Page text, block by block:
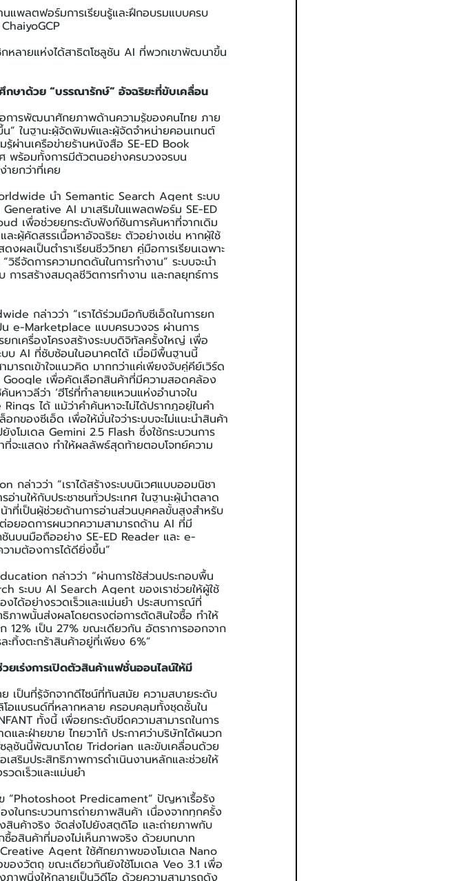
แพลตฟอร์มการเรียนรู้และฝึกอบรมแบบครบ
หลายแห่งได้สาธิตโซลูชัน AI ที่พวกเขาพัฒนาขึ้น
กษาด้วย “บรรณารักษ์” อัจฉริยะที่ขับเคลื่อน
ารพัฒนาศักยภาพด้านความรู้ของคนไทย ภาย
น” ในฐานะผู้จัดพิมพ์และผู้จัดจำหน่ายคอนเทนต์
รู้ผ่านเครือข่ายร้านหนังสือ SE-ED Book
พร้อมทั้งการมีตัวตนอย่างครบวงจรบน
ายกว่าที่เคย
นำ Semantic Search Agent ระบบ
Generative AI มาเสริมในแพลตฟอร์ม SE-ED
เพื่อช่วยยกระดับฟังก์ชันการค้นหาที่จากเดิม
ะผู้คัดสรรเนื้อหาอัจฉริยะ ตัวอย่างเช่น หากผู้ใช้
งผลเป็นตำราเรียนชีววิทยา คู่มือการเรียนเฉพาะ
ธีจัดการความกดดันในการทำงาน” ระบบจะนำ
การสร้างสมดุลชีวิตการทำงาน และกลยุทธ์การ
กล่าวว่า “เราได้ร่วมมือกับซีเอ็ดในการยก
น e-Marketplace แบบครบวงจร ผ่านการ
เครื่องโครงสร้างระบบดิจิทัลครั้งใหญ่ เพื่อ
บ AI ที่ซับซ้อนในอนาคตได้ เมื่อมีพื้นฐานนี้
รถเข้าใจแนวคิด มากกว่าแค่เพียงจับคู่คีย์เวิร์ด
Google เพื่อคัดเลือกสินค้าที่มีความสอดคล้อง
หาวลีว่า ‘ฮีโร่ที่ทำลายแหวนแห่งอำนาจใน
ได้ แม้ว่าคำค้นหาจะไม่ได้ปรากฎอยู่ในคำ
ของซีเอ็ด เพื่อให้มั่นใจว่าระบบจะไม่แนะนำสินค้า
โมเดล Gemini 2.5 Flash ซึ่งใช้กระบวนการ
ที่จะแสดง ทำให้ผลลัพธ์สุดท้ายตอบโจทย์ความ
กล่าวว่า “เราได้สร้างระบบนิเวศแบบออมนิชา
นให้กับประชาชนทั่วประเทศ ในฐานะผู้นำตลาด
ที่เป็นผู้ช่วยด้านการอ่านส่วนบุคคลขั้นสูงสำหรับ
อยอดการผนวกความสามารถด้าน AI ที่มี
นบนมือถืออย่าง SE-ED Reader และ e-
ามต้องการได้ดียิ่งขึ้น”
กล่าวว่า “ผ่านการใช้ส่วนประกอบพื้น
ระบบ AI Search Agent ของเราช่วยให้ผู้ใช้
ด้อย่างรวดเร็วและแม่นยำ ประสบการณ์ที่
ภาพนั้นส่งผลโดยตรงต่อการตัดสินใจซื้อ ทำให้
12% เป็น 27% ขณะเดียวกัน อัตราการออกจาก
ะทิ้งตะกร้าสินค้าอยู่ที่เพียง 6%”
ยเร่งการเปิดตัวสินค้าแฟชั่นออนไลน์ให้มี
เป็นที่รู้จักจากดีไซน์ที่ทันสมัย ความสบายระดับ
อแบรนด์ที่หลากหลาย ครอบคลุมทั้งชุดชั้นใน
ทั้งนี้ เพื่อยกระดับขีดความสามารถในการ
ละฝ่ายขาย ไทยวาโก้ ประกาศว่าบริษัทได้ผนวก
ลูชันนี้พัฒนาโดย Tridorian และขับเคลื่อนด้วย
มประสิทธิภาพการดำเนินงานหลักและช่วยให้
ดเร็วและแม่นยำ
“Photoshoot Predicament” ปัญหาเรื้อรัง
ในกระบวนการถ่ายภาพสินค้า เนื่องจากทุกครั้ง
สินค้าจริง จัดส่งไปยังสตูดิโอ และถ่ายภาพกับ
ซื้อสินค้าที่มองไม่เห็นภาพจริง ด้วยบทบาท
Agent ใช้ศักยภาพของโมเดล Nano
องวัตถุ ขณะเดียวกันยังใช้โมเดล Veo 3.1 เพื่อ
าพนิ่งให้กลายเป็นวิดีโอ ด้วยความสามารถดัง